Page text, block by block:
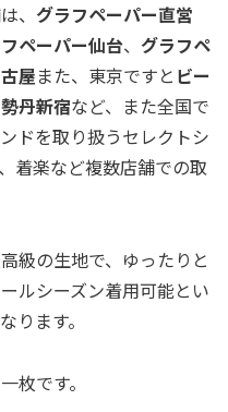
、 グラフペーパー直営
ペーパー仙台、 グラフペ
屋また、東京ですと ビー
丹新宿など、また全国で
ドを取り扱うセレクトシ
着楽など複数店舗での取
級の生地で、ゆったりと
ルシーズン着用可能とい
ります。
枚です。